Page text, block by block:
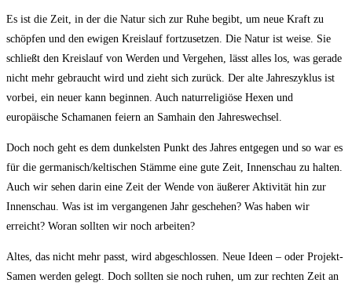
Es ist die Zeit, in der die Natur sich zur Ruhe begibt, um neue Kraft zu
schöpfen und den ewigen Kreislauf fortzusetzen. Die Natur ist weise. Sie
schließt den Kreislauf von Werden und Vergehen, lässt alles los, was gerade
nicht mehr gebraucht wird und zieht sich zurück. Der alte Jahreszyklus ist
vorbei, ein neuer kann beginnen. Auch naturreligiöse Hexen und
europäische Schamanen feiern an Samhain den Jahreswechsel.
Doch noch geht es dem dunkelsten Punkt des Jahres entgegen und so war es
für die germanisch/keltischen Stämme eine gute Zeit, Innenschau zu halten.
Auch wir sehen darin eine Zeit der Wende von äußerer Aktivität hin zur
Innenschau. Was ist im vergangenen Jahr geschehen? Was haben wir
erreicht? Woran sollten wir noch arbeiten?
Altes, das nicht mehr passt, wird abgeschlossen. Neue Ideen – oder Projekt-
Samen werden gelegt. Doch sollten sie noch ruhen, um zur rechten Zeit an